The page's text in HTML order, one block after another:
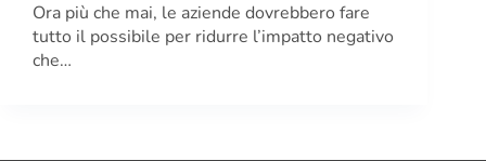
Ora più che mai, le aziende dovrebbero fare
tutto il possibile per ridurre l’impatto negativo
che…